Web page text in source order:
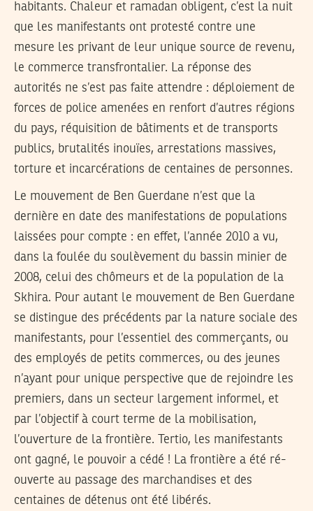
habitants. Chaleur et ramadan obligent, c’est la nuit
que les manifestants ont protesté contre une
mesure les privant de leur unique source de revenu,
le commerce transfrontalier. La réponse des
autorités ne s’est pas faite attendre : déploiement de
forces de police amenées en renfort d’autres régions
du pays, réquisition de bâtiments et de transports
publics, brutalités inouïes, arrestations massives,
torture et incarcérations de centaines de personnes.
Le mouvement de Ben Guerdane n’est que la
dernière en date des manifestations de populations
laissées pour compte : en effet, l’année 2010 a vu,
dans la foulée du soulèvement du bassin minier de
2008, celui des chômeurs et de la population de la
Skhira. Pour autant le mouvement de Ben Guerdane
se distingue des précédents par la nature sociale des
manifestants, pour l’essentiel des commerçants, ou
des employés de petits commerces, ou des jeunes
n’ayant pour unique perspective que de rejoindre les
premiers, dans un secteur largement informel, et
par l’objectif à court terme de la mobilisation,
l’ouverture de la frontière. Tertio, les manifestants
ont gagné, le pouvoir a cédé ! La frontière a été ré-
ouverte au passage des marchandises et des
centaines de détenus ont été libérés.